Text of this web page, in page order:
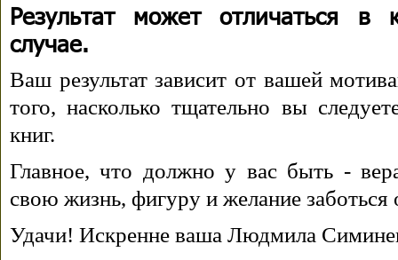
Результат может отличаться в
случае.
Ваш результат зависит от вашей
того, насколько тщательно вы
книг.
Главное, что должно у вас быть -
свою жизнь, фигуру и желание заботься
Удачи! Искренне ваша Людмила